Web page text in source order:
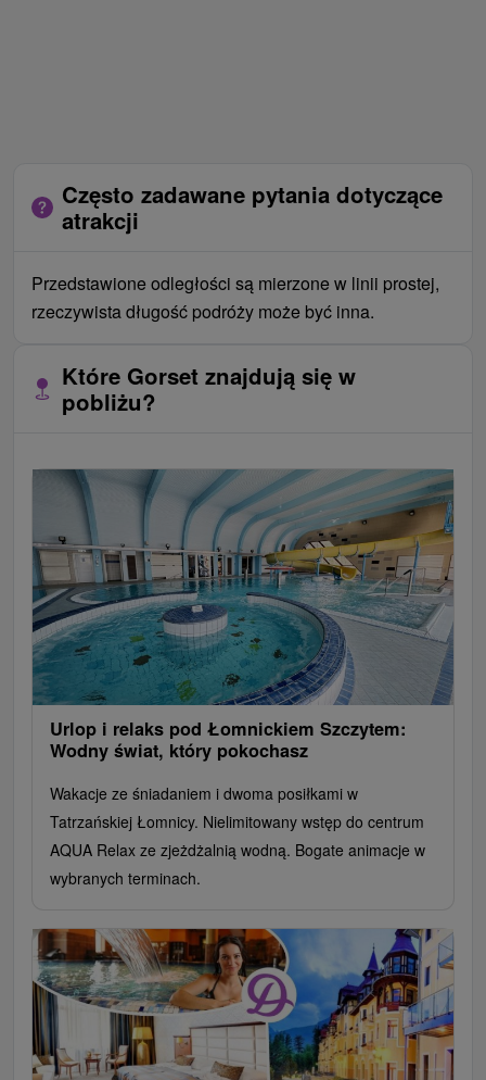
Często zadawane pytania dotyczące
atrakcji
Przedstawione odległości są mierzone w linii prostej,
rzeczywista długość podróży może być inna.
Które Gorset znajdują się w
pobliżu?
Urlop i relaks pod Łomnickiem Szczytem:
Wodny świat, który pokochasz
Wakacje ze śniadaniem i dwoma posiłkami w
Tatrzańskiej Łomnicy. Nielimitowany wstęp do centrum
AQUA Relax ze zjeżdżalnią wodną. Bogate animacje w
wybranych terminach.